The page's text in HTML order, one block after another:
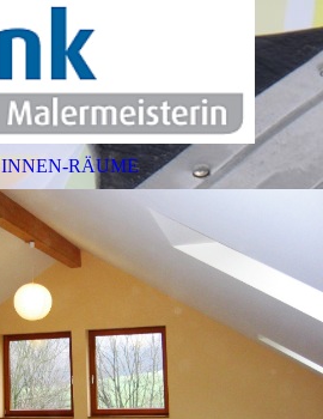
INNEN-RÄUME